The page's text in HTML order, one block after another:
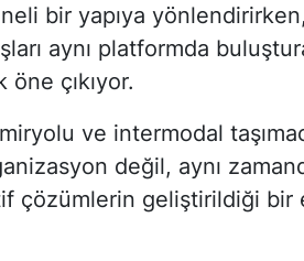
bir yapıya
aynı platformda
çıkıyor.
ve intermodal
değil, aynı
çözümlerin geliştirildiği bir